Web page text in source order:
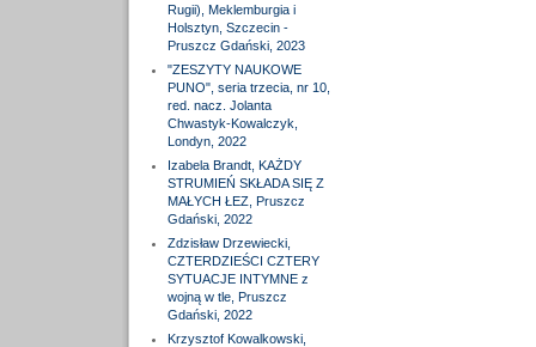
Rugii), Meklemburgia i
Holsztyn, Szczecin -
Pruszcz Gdański, 2023
"ZESZYTY NAUKOWE
PUNO", seria trzecia, nr 10,
red. nacz. Jolanta
Chwastyk-Kowalczyk,
Londyn, 2022
Izabela Brandt, KAŻDY
STRUMIEŃ SKŁADA SIĘ Z
MAŁYCH ŁEZ, Pruszcz
Gdański, 2022
Zdzisław Drzewiecki,
CZTERDZIEŚCI CZTERY
SYTUACJE INTYMNE z
wojną w tle, Pruszcz
Gdański, 2022
Krzysztof Kowalkowski,